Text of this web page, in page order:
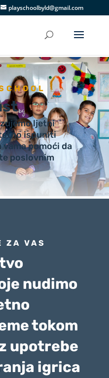
playschoolbyld@gmail.com
ljetni
ispuniti
pomoći da
poslovnim
ZA VAS
nudimo
tokom
upotrebe
igrica